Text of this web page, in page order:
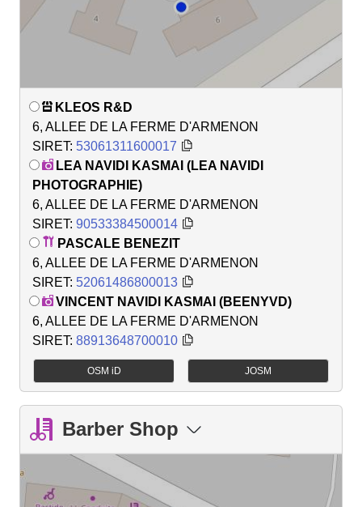
KLEOS R&D
6, ALLEE DE LA FERME D'ARMENON
SIRET: 53061311600017
LEA NAVIDI KASMAI (LEA NAVIDI
PHOTOGRAPHIE)
6, ALLEE DE LA FERME D'ARMENON
SIRET: 90533384500014
PASCALE BENEZIT
6, ALLEE DE LA FERME D'ARMENON
SIRET: 52061486800013
VINCENT NAVIDI KASMAI (BEENYVD)
6, ALLEE DE LA FERME D'ARMENON
SIRET: 88913648700010
OSM iD JOSM
Barber Shop